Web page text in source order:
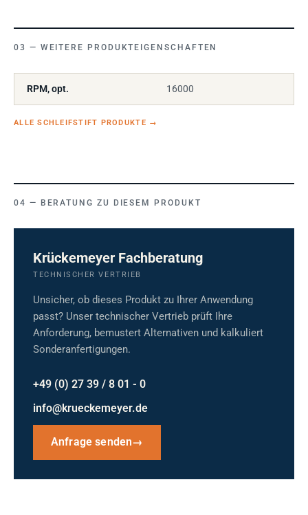
WEITERE PRODUKTEIGENSCHAFTEN
RPM, opt. 16000
ALLE SCHLEIFSTIFT PRODUKTE →
BERATUNG ZU DIESEM PRODUKT
Krückemeyer Fachberatung
TECHNISCHER VERTRIEB
Unsicher, ob dieses Produkt zu Ihrer Anwendung
passt? Unser technischer Vertrieb prüft Ihre
Anforderung, bemustert Alternativen und kalkuliert
Sonderanfertigungen.
+49 (0) 27 39 / 8 01 - 0
info@krueckemeyer.de
Anfrage senden→